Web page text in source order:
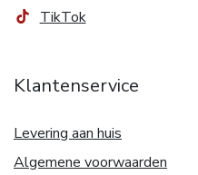
TikTok
Klantenservice
Levering aan huis
Algemene voorwaarden